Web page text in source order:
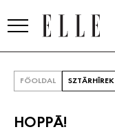
FŐOLDAL SZTÁRHÍREK
HOPPÁ!